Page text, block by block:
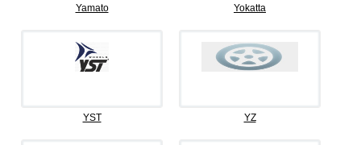
Yamato Yokatta
YST YZ